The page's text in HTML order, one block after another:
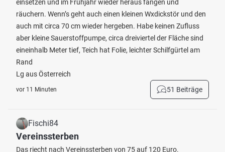
einsetzen und im Frühjahr wieder heraus fangen und
räuchern. Wenn’s geht auch einen kleinen Wxdickstör und den
auch mit circa 70 cm wieder hergeben. Habe keinen Zufluss
aber kleine Sauerstoffpumpe, circa dreiviertel der Fläche sind
eineinhalb Meter tief, Teich hat Folie, leichter Schilfgürtel am
Rand
Lg aus Österreich
vor 11 Minuten 51 Beiträge
Fischi84
Vereinssterben
Das riecht nach Vereinssterben von 75 auf 120 Euro.